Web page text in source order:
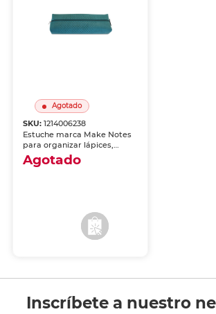
Agotado
SKU:1214006238
Estuche marca Make Notes
para organizar lápices,
bolígrafos y útiles. Cierre
seguro y diseño práctico
Agotado
Inscríbete a nuestro